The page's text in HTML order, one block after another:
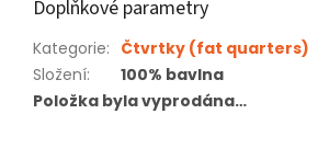
Doplňkové parametry
Kategorie: Čtvrtky (fat quarters)
Složení:
100% bavlna
Položka byla vyprodána…